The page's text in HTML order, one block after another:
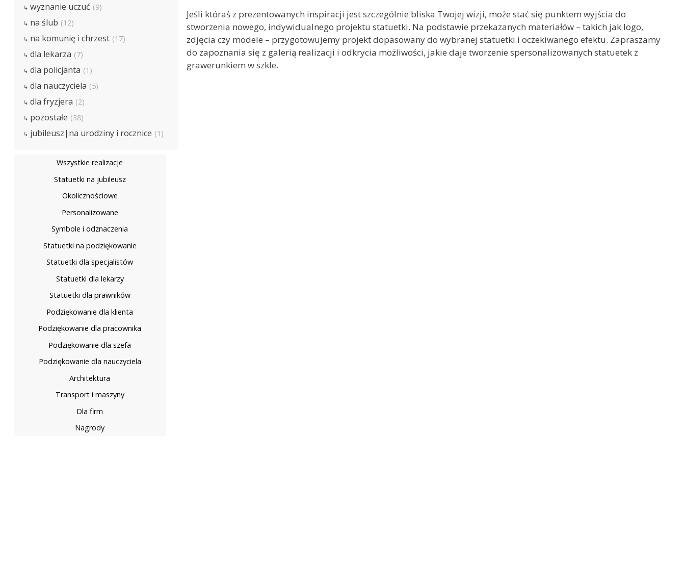
wyznanie uczuć (9)
na ślub (12)
na komunię i chrzest (17)
dla lekarza (7)
dla policjanta (1)
dla nauczyciela (5)
dla fryzjera (2)
pozostałe (38)
jubileusz|na urodziny i rocznice (1)
Wszystkie realizacje
Statuetki na jubileusz
Okolicznościowe
Personalizowane
Symbole i odznaczenia
Statuetki na podziękowanie
Statuetki dla specjalistów
Statuetki dla lekarzy
Statuetki dla prawników
Podziękowanie dla klienta
Podziękowanie dla pracownika
Podziękowanie dla szefa
Podziękowanie dla nauczyciela
Architektura
Transport i maszyny
Dla firm
Nagrody
Jeśli któraś z prezentowanych inspiracji jest szczególnie bliska Twojej wizji, może stać się punktem wyjścia do
stworzenia nowego, indywidualnego projektu statuetki. Na podstawie przekazanych materiałów – takich jak logo,
zdjęcia czy modele – przygotowujemy projekt dopasowany do wybranej statuetki i oczekiwanego efektu. Zapraszamy
do zapoznania się z galerią realizacji i odkrycia możliwości, jakie daje tworzenie spersonalizowanych statuetek z
grawerunkiem w szkle.